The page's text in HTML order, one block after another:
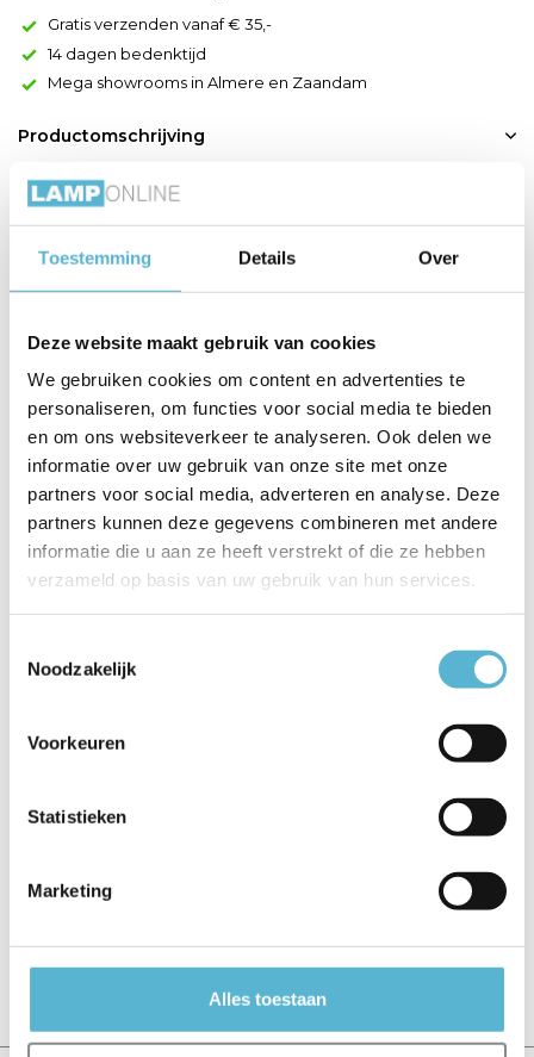
Toestemming Details Over
Deze website maakt gebruik van cookies
We gebruiken cookies om content en advertenties te
personaliseren, om functies voor social media te bieden
en om ons websiteverkeer te analyseren. Ook delen we
informatie over uw gebruik van onze site met onze
partners voor social media, adverteren en analyse. Deze
partners kunnen deze gegevens combineren met andere
informatie die u aan ze heeft verstrekt of die ze hebben
verzameld op basis van uw gebruik van hun services.
Noodzakelijk
Voorkeuren
Statistieken
Marketing
Alles toestaan
Gratis verzenden vanaf € 35,-
14 dagen bedenktijd
Mega showrooms in Almere en Zaandam
Productomschrijving
Nuria is een bijzonder moderne plafonnière vervaardigd uit
hoogwaardig acrylaat. Dit maakt haar vederlicht en laat het licht
schijnen. Met een diameter van 30 centimeter is deze elegante
dame je perfecte compagnon in de keuken, woonkamer of hal.
Productspecificaties
Artikelnummer 79182/18/30
5411212791757
Leverancier Lucide
Vergelijk
Reviews